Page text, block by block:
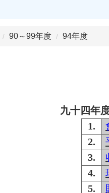
90～99年度 94年度
九十四年
1.
2.
3.
4.
5.